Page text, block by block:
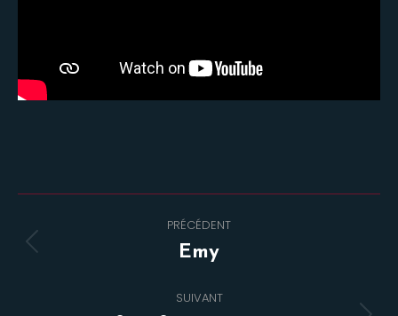
de
PRÉCÉDENT
Onglet
Emy
SUIVANT